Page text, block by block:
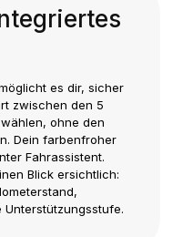
es dir, sicher
zwischen den 5
ohne den
Dein farbenfroher
Fahrassistent.
Blick ersichtlich: